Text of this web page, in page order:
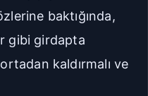
baktığında,
gibi girdapta
kaldırmalı ve